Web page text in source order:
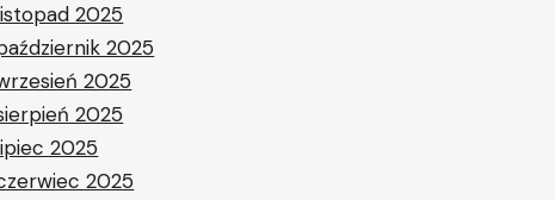
2025
2025
2025
2025
2025
2025